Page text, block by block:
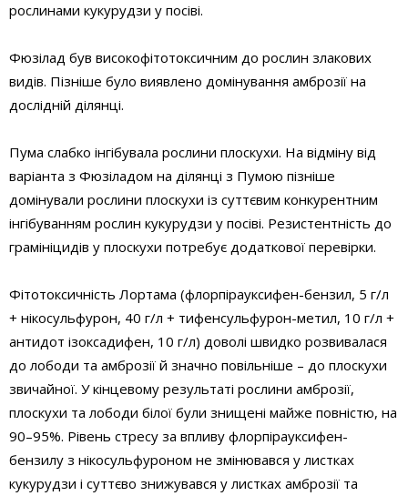
рослинами кукурудзи у посіві.
Фюзілад був високофітотоксичним до рослин злакових
видів. Пізніше було виявлено домінування амброзії на
дослідній ділянці.
Пума слабко інгібувала рослини плоскухи. На відміну від
варіанта з Фюзіладом на ділянці з Пумою пізніше
домінували рослини плоскухи із суттєвим конкурентним
інгібуванням рослин кукурудзи у посіві. Резистентність до
грамініцидів у плоскухи потребує додаткової перевірки.
Фітотоксичність Лортама (флорпірауксифен-бензил, 5 г/л
+ нікосульфурон, 40 г/л + тифенсульфурон-метил, 10 г/л +
антидот ізоксадифен, 10 г/л) доволі швидко розвивалася
до лободи та амброзії й значно повільніше – до плоскухи
звичайної. У кінцевому результаті рослини амброзії,
плоскухи та лободи білої були знищені майже повністю, на
90–95%. Рівень стресу за впливу флорпірауксифен-
бензилу з нікосульфуроном не змінювався у листках
кукурудзи і суттєво знижувався у листках амброзії та